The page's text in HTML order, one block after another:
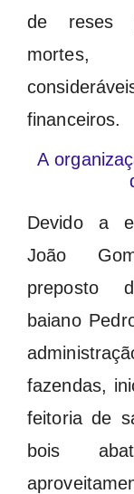
de reses
mortes,
financeiros.
A
Devido a
João
preposto
baiano
fazendas,
feitoria de
bois